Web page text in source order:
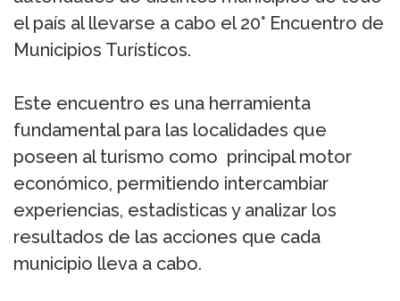
el país al llevarse a cabo el 20° Encuentro de
Municipios Turísticos.
Este encuentro es una herramienta
fundamental para las localidades que
poseen al turismo como principal motor
económico, permitiendo intercambiar
experiencias, estadísticas y analizar los
resultados de las acciones que cada
municipio lleva a cabo.